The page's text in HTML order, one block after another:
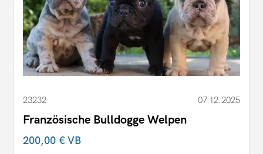
23232 07.12.2025
Französische Bulldogge Welpen
200,00 €VB